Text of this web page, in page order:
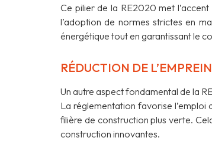
Ce pilier de la RE2020 met
l’adoption de normes strictes en
énergétique tout en garantissant le
RÉDUCTION DE
Un autre aspect fondamental de la
La réglementation favorise l’emploi
filière de construction plus verte.
construction innovantes.